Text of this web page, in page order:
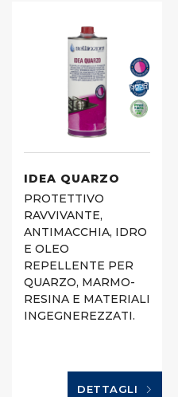
IDEA QUARZO
PROTETTIVO
RAVVIVANTE,
ANTIMACCHIA, IDRO
E OLEO
REPELLENTE PER
QUARZO, MARMO-
RESINA E MATERIALI
INGEGNEREZZATI.
DETTAGLI